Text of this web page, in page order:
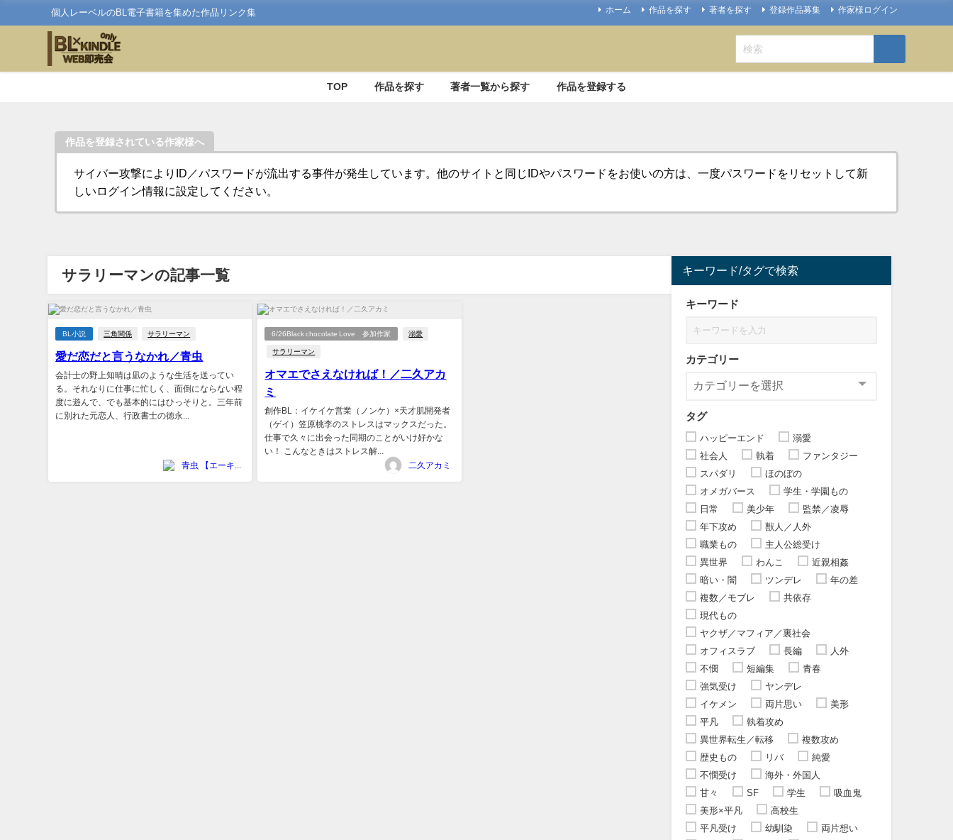
個人レーベルのBL電子書籍を集めた作品リンク集 ホーム 作品を探す 著者を探す 登録作品募集 作家様ログイン
TOP 作品を探す 著者一覧から探す 作品を登録する
作品を登録されている作家様へ
サイバー攻撃によりID／パスワードが流出する事件が発生しています。他のサイトと同じIDやパスワードをお使いの方は、一度パスワードをリセットして新
しいログイン情報に設定してください。
サラリーマンの記事一覧
BL小説 三角関係 サラリーマン
愛だ恋だと言うなかれ／青虫
会計士の野上知晴は凪のような生活を送ってい
る。それなりに仕事に忙しく、面倒にならない程
度に遊んで、でも基本的にはひっそりと。三年前
に別れた元恋人、行政書士の徳永...
6/26Black chocolate Love 参加作家 溺愛
サラリーマン
オマエでさえなければ！／二久アカ
ミ
創作BL：イケイケ営業（ノンケ）×天才肌開発者
（ゲイ）笠原桃李のストレスはマックスだった。
仕事で久々に出会った同期のことがいけ好かな
い！ こんなときはストレス解...
二久アカミ
キーワード/タグで検索
キーワード
カテゴリー
タグ
ハッピーエンド
溺愛
社会人
執着
ファンタジー
スパダリ
ほのぼの
オメガバース
学生・学園もの
日常
美少年
監禁／凌辱
年下攻め
獣人／人外
職業もの
主人公総受け
異世界
わんこ
近親相姦
暗い・闇
ツンデレ
年の差
複数／モブレ
共依存
現代もの
ヤクザ／マフィア／裏社会
オフィスラブ
長編
人外
不憫
短編集
青春
強気受け
ヤンデレ
イケメン
両片思い
美形
平凡
執着攻め
異世界転生／転移
複数攻め
歴史もの
リバ
純愛
不憫受け
海外・外国人
甘々
SF 学生
吸血鬼
美形×平凡
高校生
平凡受け
幼馴染
両片想い